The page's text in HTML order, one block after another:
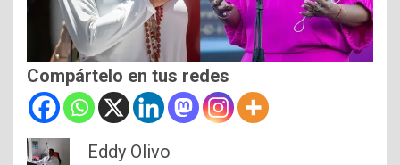
Compártelo en tus redes
Eddy Olivo